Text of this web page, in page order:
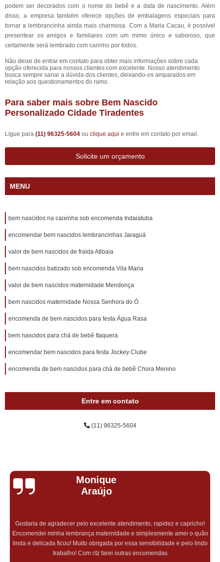
podem ser decorados com o nome do bebê e a data de nascimento. Além
disso, a empresa também oferece opções de embalagens especiais para
tornar a lembrancinha ainda mais charmosa. Com a Maria Cacau, é possível
presentear os amigos e familiares com um mimo único e saboroso, que
certamente será lembrado com carinho por todos.
Não deixe de entrar em contato para obter mais informações sobre cada
opção oferecida para nossos clientes com excelente. Nosso atendimento
busca sempre sanar a dúvida dos clientes, deixando-os amparados em
relação aos questionamentos do ramo.
Para saber mais sobre Bem Nascido
Personalizado Cidade Tiradentes
Ligue para (11) 96325-5604 ou clique aqui e entre em contato por email.
Solicite um orçamento
MENU
bem nascidos na caixinha sob encomenda Indaiatuba
encomendar bem nascidos lembrancinhas Jaraguá
valor de bem nascidos de fralda Atibaia
bem nascidos batizado sob encomenda Vila Maria
valor de bem nascidos maternidade Mendonça
bem nascidos maternidade Nossa Senhora do Ó
encomenda de bem nascidos para festa Água Rasa
bem nascidos para chá de bebê Itaquera
encomendar bem nascidos para festa Jockey Clube
encomenda de bem nascidos para chá de bebê Chora Menino
Entre em contato
(11) 96325-5604
Monique
Araújo
Gostaria de agradecer pelo excelente atendimento, rapidez e capricho!
Encomendei minha lembrança maternidade e simplesmente amei o quão
linda e delicada ficou! Muito obrigada por essa sensibilidade e pelo lindo
trabalho! Com ctz farei outras encomendas